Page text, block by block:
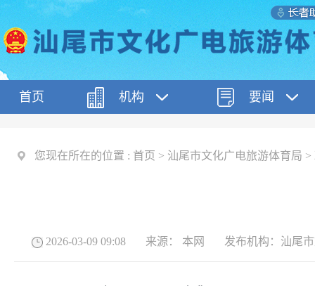
首页 机构 要闻
您现在所在的位置 : 首页 > 汕尾市文化广电旅游体育局 >
2026-03-09 09:08 来源： 本网 发布机构： 汕尾